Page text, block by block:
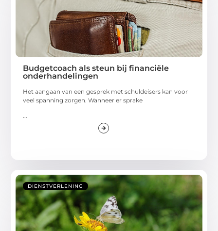
Budgetcoach als steun bij financiële
onderhandelingen
Het aangaan van een gesprek met schuldeisers kan voor
veel spanning zorgen. Wanneer er sprake
...
DIENSTVERLENING